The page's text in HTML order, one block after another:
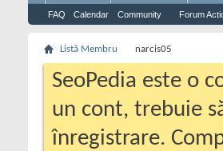
FAQ Calendar Community Forum
Listă Membru narcis05
SeoPedia este o
un cont, trebuie
înregistrare.